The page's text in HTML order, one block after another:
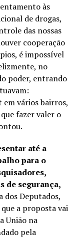
às
de drogas,
das nossas
cooperação
é impossível
no
poder, entrando
vários bairros,
fazer valer o
até a
para o
de segurança,
dos Deputados,
a proposta vai
União na
pela